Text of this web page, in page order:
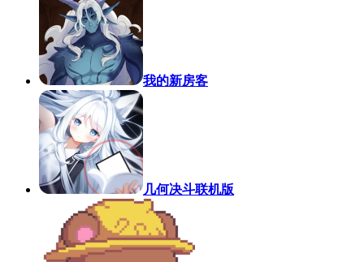
我的新房客
几何决斗联机版